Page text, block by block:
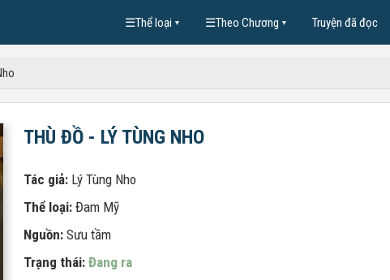
☰Thể loại ▼ ☰Theo Chương ▼ Truyện đã đọc
THÙ ĐỒ - LÝ TÙNG NHO
Tác giả: Lý Tùng Nho
Thể loại: Đam Mỹ
Nguồn: Sưu tầm
Trạng thái: Đang ra